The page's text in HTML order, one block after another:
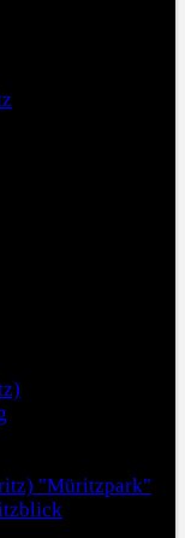
"Müritzpark"